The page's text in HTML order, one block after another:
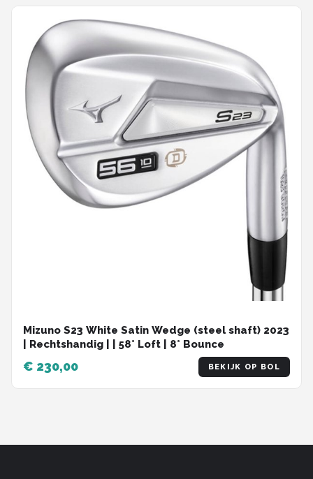
Mizuno S23 White Satin Wedge (steel shaft) 2023
| Rechtshandig | | 58° Loft | 8° Bounce
€ 230,00 BEKIJK OP BOL